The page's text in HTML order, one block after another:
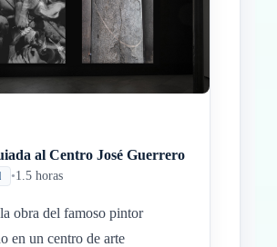
al Centro José Guerrero
•1.5 horas
obra del famoso pintor
en un centro de arte